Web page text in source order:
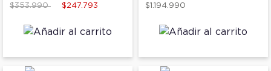
Price reduced from
$353.990to $247.793 $1.194.990